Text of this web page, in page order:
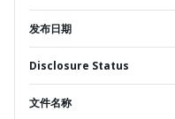
发布日期
Disclosure Status
文件名称